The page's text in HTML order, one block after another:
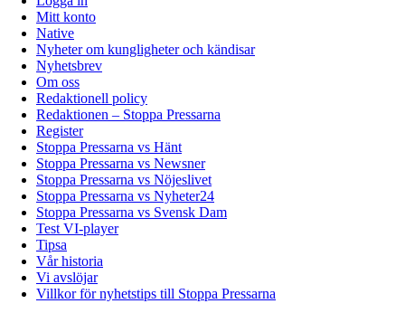
Mitt konto
Native
Nyheter om kungligheter och kändisar
Nyhetsbrev
Om oss
Redaktionell policy
Redaktionen – Stoppa Pressarna
Register
Stoppa Pressarna vs Hänt
Stoppa Pressarna vs Newsner
Stoppa Pressarna vs Nöjeslivet
Stoppa Pressarna vs Nyheter24
Stoppa Pressarna vs Svensk Dam
Test VI-player
Tipsa
Vår historia
Vi avslöjar
Villkor för nyhetstips till Stoppa Pressarna